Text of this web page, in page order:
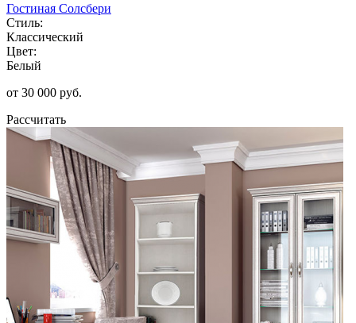
Гостиная Солсбери
Стиль:
Классический
Цвет:
Белый
от 30 000 руб.
Рассчитать